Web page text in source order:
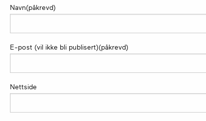
Navn(påkrevd)
E-post (vil ikke bli publisert)(påkrevd)
Nettside